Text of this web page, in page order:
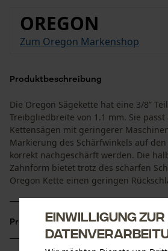
OREGON
Zum Oregon Markenshop
Produktbeschreibung
Die Oregon Sägekette hat eine 3/8”
Treibgliedbreite von 1.1 mm. Sie passt
Kettensägen mit geringerer
Markierung des Schärfwinkels auf
korrekt nachgeschärft werden. Die
Zahnform bietet trotz des scharfen
Oregon Kette einen geringen
Produktvorteile
Vibrationsarme und
Einwilligung zur